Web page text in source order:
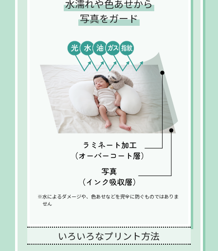
水濡れや色あせから
写真をガード
※水によるダメージや、 色あせなどを完全に防ぐものではありま
せん
いろいろなプリント方法